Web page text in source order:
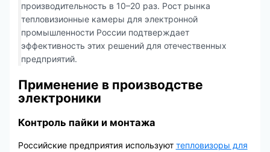
производительность в 10–20 раз. Рост рынка
тепловизионные камеры для электронной
промышленности России подтверждает
эффективность этих решений для отечественных
предприятий.
Применение в производстве
электроники
Контроль пайки и монтажа
Российские предприятия используют тепловизоры для